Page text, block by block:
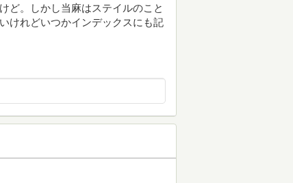
ど。しかし当麻はステイルのこと
けれどいつかインデックスにも記